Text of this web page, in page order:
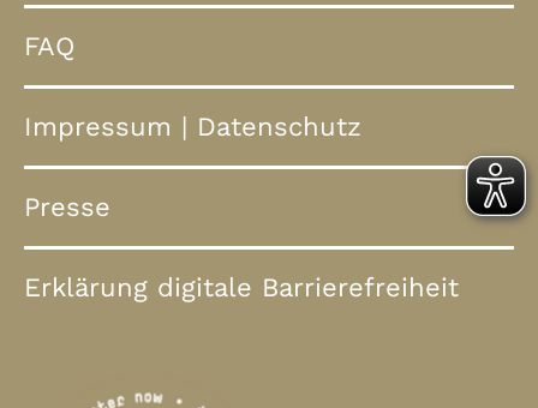
FAQ
Impressum | Datenschutz
Presse
Erklärung digitale Barrierefreiheit